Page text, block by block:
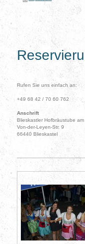
Rufen Sie uns einfach an:
+49 68 42 / 70 60 762
Anschrift
Blieskastler Hofbräustube am
Von-der-Leyen-Str. 9
66440 Blieskastel